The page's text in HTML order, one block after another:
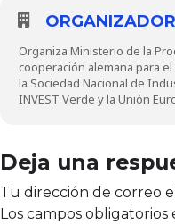
ORGANIZADOR
Organiza Ministerio de la
cooperación alemana para
la Sociedad Nacional de
INVEST Verde y la Unión
Deja una
Tu dirección de correo
Los campos obligatorios